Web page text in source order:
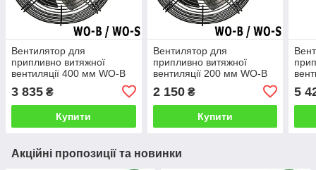
Вентилятор для
припливно витяжної
вентиляції 400 мм WO-B
вентилятор низького тиску
QuickAir
3 835 ₴
Купити
Вентилятор для
припливно витяжної
вентиляції 200 мм WO-B
вентилятор низького тиску
QuickAir
2 150₴
Купити
5
Акційні пропозиції та новинки